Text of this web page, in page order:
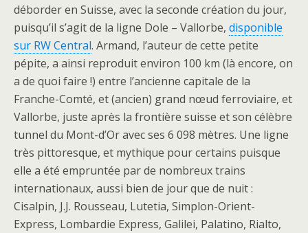
déborder en Suisse, avec la seconde création du jour,
puisqu’il s’agit de la ligne Dole – Vallorbe, disponible
sur RW Central. Armand, l’auteur de cette petite
pépite, a ainsi reproduit environ 100 km (là encore, on
a de quoi faire !) entre l’ancienne capitale de la
Franche-Comté, et (ancien) grand nœud ferroviaire, et
Vallorbe, juste après la frontière suisse et son célèbre
tunnel du Mont-d’Or avec ses 6 098 mètres. Une ligne
très pittoresque, et mythique pour certains puisque
elle a été empruntée par de nombreux trains
internationaux, aussi bien de jour que de nuit :
Cisalpin, J.J. Rousseau, Lutetia, Simplon-Orient-
Express, Lombardie Express, Galilei, Palatino, Rialto,